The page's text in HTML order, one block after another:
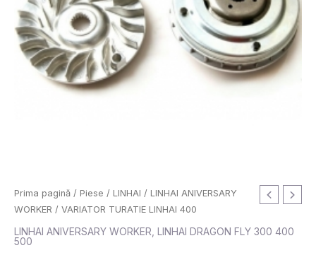
Prima pagină / Piese / LINHAI / LINHAI ANIVERSARY
WORKER / VARIATOR TURATIE LINHAI 400
LINHAI ANIVERSARY WORKER LINHAI DRAGON FLY 300 400
500
Cantitate
VARIATOR
TURATIE
LINHAI